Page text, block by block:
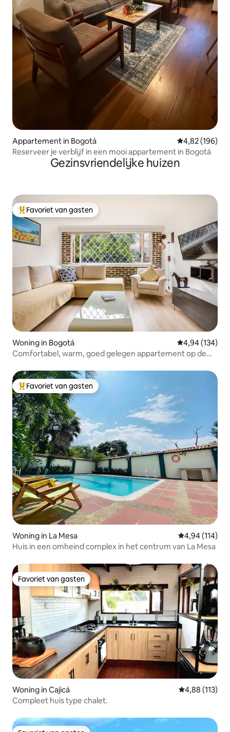
Appartement in Bogotá Gemiddelde
4,82 (196)
Reserveer je verblijf in een mooi appartement in Bogotá
Gezinsvriendelijke huizen
Topfavoriet van gasten
Favoriet van gasten
Woning in Bogotá Gemiddelde
4,94 (134)
Comfortabel, warm, goed gelegen appartement op de
Topfavoriet van gasten
Favoriet van gasten
Woning in La Mesa Gemiddelde
4,94 (114)
Huis in een omheind complex in het centrum van La Mesa
Favoriet van gasten
Favoriet van gasten
Woning in Cajicá Gemiddelde
4,88 (113)
Compleet huis type chalet.